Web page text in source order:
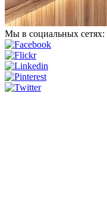
Мы в социальных сетях: